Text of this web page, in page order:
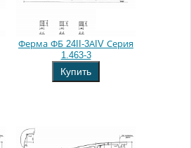
Ферма ФБ 24II-3АIV Серия
1.463-3
Купить